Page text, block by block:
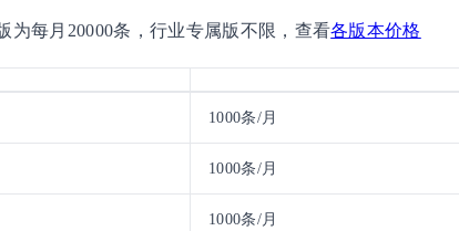
为每月20000条，行业专属版不限，查看各版本价格
1000条/月
1000条/月
1000条/月